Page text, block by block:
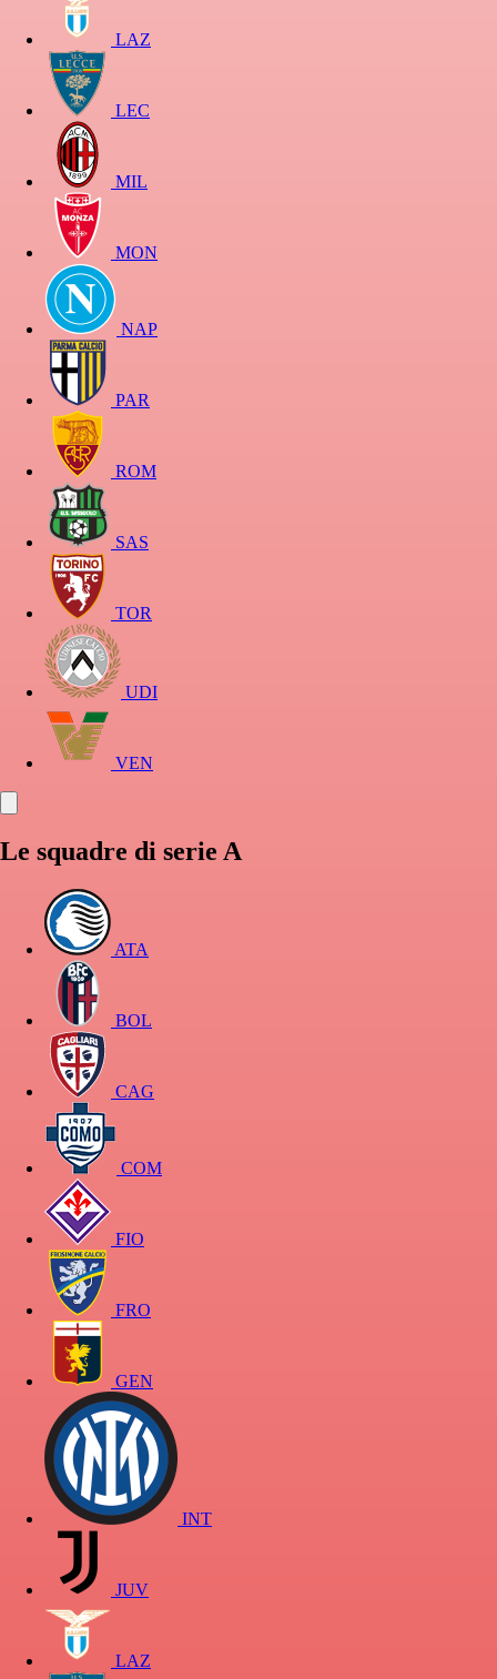
LAZ
LEC
MIL
MON
NAP
PAR
ROM
SAS
TOR
UDI
VEN
Le squadre di serie A
ATA
BOL
CAG
COM
FIO
FRO
GEN
INT
JUV
LAZ